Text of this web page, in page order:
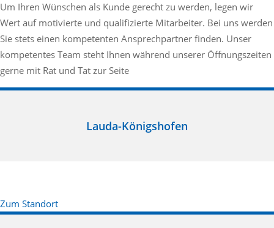
Um Ihren Wünschen als Kunde gerecht zu werden, legen wir
Wert auf motivierte und qualifizierte Mitarbeiter. Bei uns werden
Sie stets einen kompetenten Ansprechpartner finden. Unser
kompetentes Team steht Ihnen während unserer Öffnungszeiten
gerne mit Rat und Tat zur Seite
Lauda-Königshofen
Zum Standort